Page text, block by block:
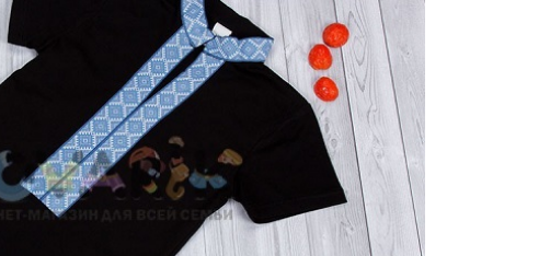
симптоми
Попробуйте рецепт
легендарного супа доктора